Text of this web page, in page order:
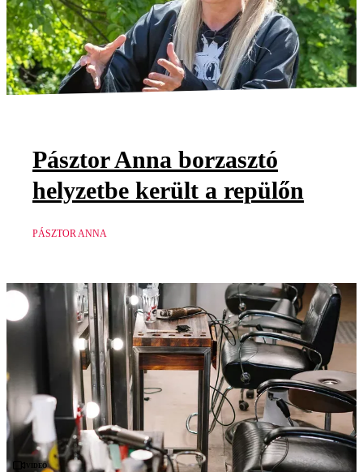
Pásztor Anna borzasztó
helyzetbe került a repülőn
PÁSZTOR ANNA
Videó